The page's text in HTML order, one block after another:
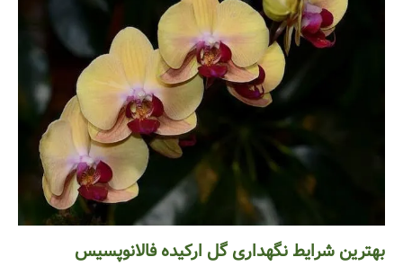
بهترین شرایط نگهداری گل ارکیده فالانوپسیس